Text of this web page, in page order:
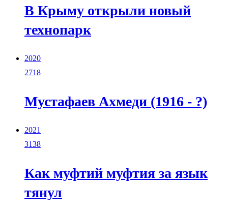
В Крыму открыли новый
технопарк
2020
2718
Мустафаев Ахмеди (1916 - ?)
2021
3138
Как муфтий муфтия за язык
тянул